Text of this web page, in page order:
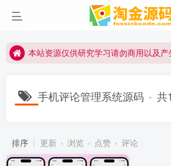
本站资源仅供研究学习请勿商用以及产生法律纠纷本站概不负责
本站资源仅供研究学习请勿商用以及产生法律纠纷本站概不负责
手机评论管理系统源码 共
排序 更新 浏览 点赞 评论